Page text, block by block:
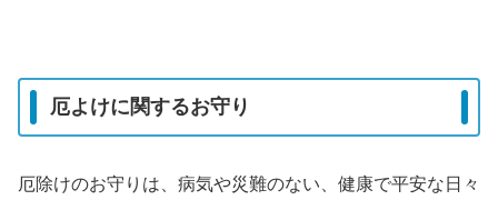
厄よけに関するお守り
厄除けのお守りは、病気や災難のない、健康で平安な日々